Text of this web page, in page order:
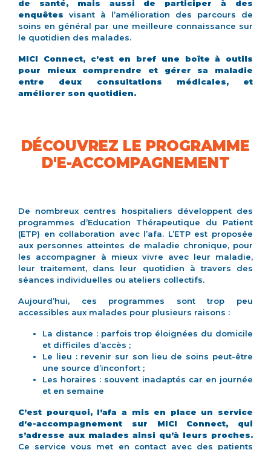
de santé, mais aussi de participer à des
enquêtes visant à l’amélioration des parcours de
soins en général par une meilleure connaissance sur
le quotidien des malades.
MICI Connect, c’est en bref une boîte à outils
pour mieux comprendre et gérer sa maladie
entre deux consultations médicales, et
améliorer son quotidien.
DÉCOUVREZ LE PROGRAMME
D'E-ACCOMPAGNEMENT
De nombreux centres hospitaliers développent des
programmes d’Education Thérapeutique du Patient
(ETP) en collaboration avec l’afa. L’ETP est proposée
aux personnes atteintes de maladie chronique, pour
les accompagner à mieux vivre avec leur maladie,
leur traitement, dans leur quotidien à travers des
séances individuelles ou ateliers collectifs.
Aujourd’hui, ces programmes sont trop peu
accessibles aux malades pour plusieurs raisons :
La distance : parfois trop éloignées du domicile
et difficiles d’accès ;
Le lieu : revenir sur son lieu de soins peut-être
une source d’inconfort ;
Les horaires : souvent inadaptés car en journée
et en semaine
C’est pourquoi, l’afa a mis en place un service
d’e-accompagnement sur MICI Connect, qui
s’adresse aux malades ainsi qu’à leurs proches.
Ce service vous met en contact avec des patients